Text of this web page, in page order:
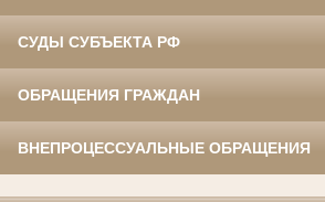
СУДЫ СУБЪЕКТА РФ
ОБРАЩЕНИЯ ГРАЖДАН
ВНЕПРОЦЕССУАЛЬНЫЕ ОБРАЩЕНИЯ